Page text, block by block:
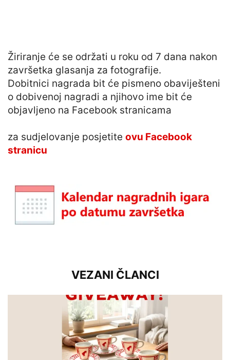
Žiriranje će se održati u roku od 7 dana nakon
završetka glasanja za fotografije.
Dobitnici nagrada bit će pismeno obaviješteni
o dobivenoj nagradi a njihovo ime bit će
objavljeno na Facebook stranicama
za sudjelovanje posjetite ovu Facebook
stranicu
VEZANI ČLANCI